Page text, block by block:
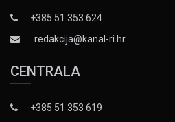
+385 51 353 624
redakcija@kanal-ri.hr
CENTRALA
+385 51 353 619